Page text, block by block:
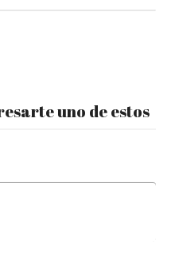
uno de estos